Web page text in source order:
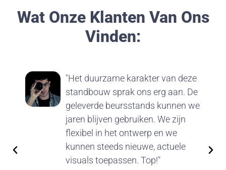
Wat Onze Klanten Van Ons
Vinden:
"Het duurzame karakter van deze
standbouw sprak ons erg aan. De
geleverde beursstands kunnen we
jaren blijven gebruiken. We zijn
flexibel in het ontwerp en we
kunnen steeds nieuwe, actuele
visuals toepassen. Top!"